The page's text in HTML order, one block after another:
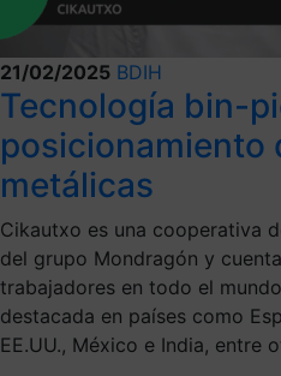
21/02/2025 BDIH
Tecnología bin-
posicionamiento
metálicas
Cikautxo es una cooperativa
del grupo Mondragón y
trabajadores en todo el
destacada en países como
EE.UU., México e India, entre